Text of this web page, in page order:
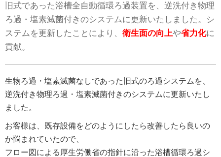
旧式であった浴槽全自動循環ろ過装置を、逆洗付き物理
ろ過・塩素滅菌付きのシステムに更新いたしました。シ
ステムを更新したことにより、 衛生面の向上や省力化に
貢献。
生物ろ過・塩素滅菌なしであった旧式のろ過システムを、
逆洗付き物理ろ過・塩素滅菌付きのシステムに更新いたし
ました。
お客様は、既存設備をどのようにしたら改善したら良いの
か悩まれていたので、
フロー図による厚生労働省の指針に沿った浴槽循環ろ過シ